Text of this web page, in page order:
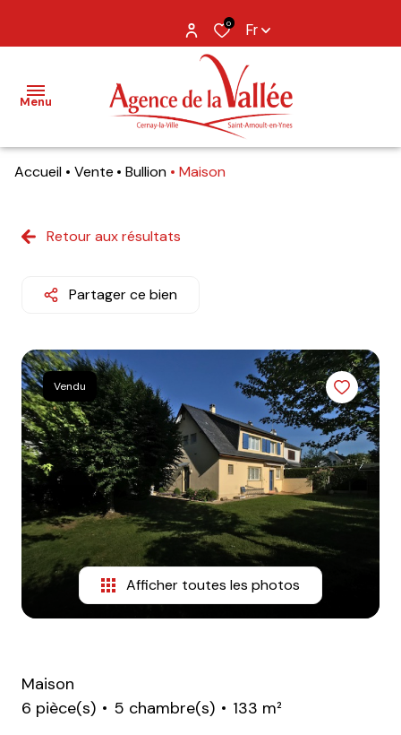
0 Fr
Menu
NOS
AGENCES
CONTACT
Accueil Vente Bullion Maison
Retour aux résultats
Partager ce bien
Vendu
Afficher toutes les photos
Maison
6 pièce(s)
5 chambre(s)
133 m²